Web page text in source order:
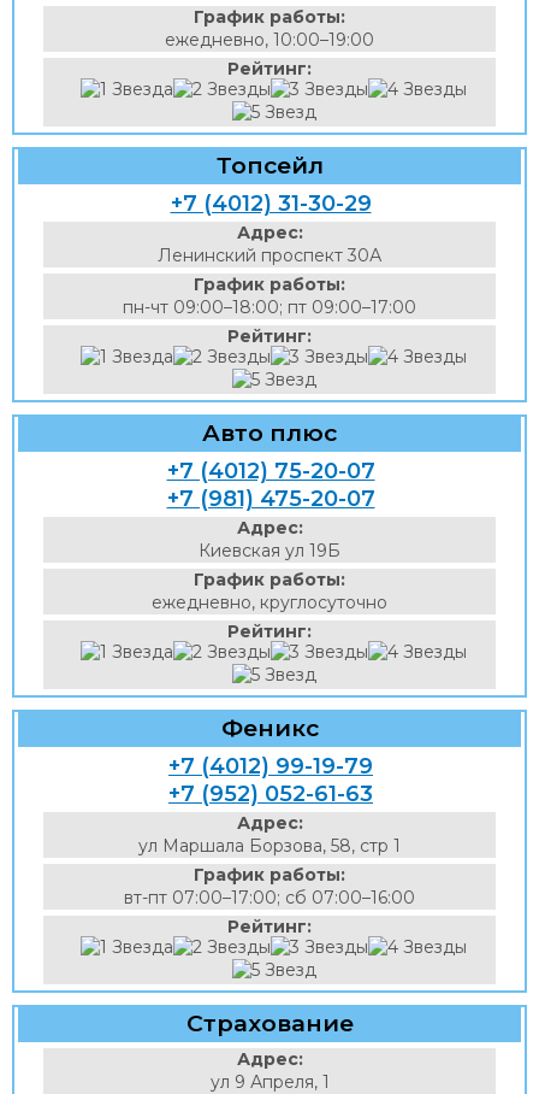
График работы:
ежедневно, 10:00–19:00
Рейтинг:
Топсейл
+7 (4012) 31-30-29
Адрес:
Ленинский проспект 30А
График работы:
пн-чт 09:00–18:00; пт 09:00–17:00
Рейтинг:
Авто плюс
+7 (4012) 75-20-07
+7 (981) 475-20-07
Адрес:
Киевская ул 19Б
График работы:
ежедневно, круглосуточно
Рейтинг:
Феникс
+7 (4012) 99-19-79
+7 (952) 052-61-63
Адрес:
ул Маршала Борзова, 58, стр 1
График работы:
вт-пт 07:00–17:00; сб 07:00–16:00
Рейтинг:
Страхование
Адрес:
ул 9 Апреля, 1